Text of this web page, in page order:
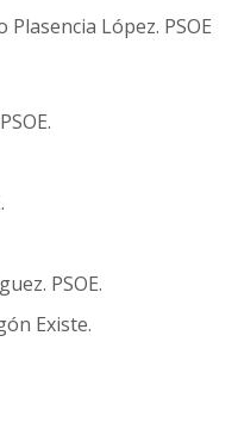
López. PSOE
PSOE.
Existe.